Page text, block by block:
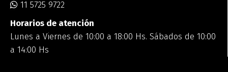
11 5725 9722
Horarios de atención
Lunes a Viernes de 10:00 a 18:00 Hs. Sábados de 10:00
a 14:00 Hs